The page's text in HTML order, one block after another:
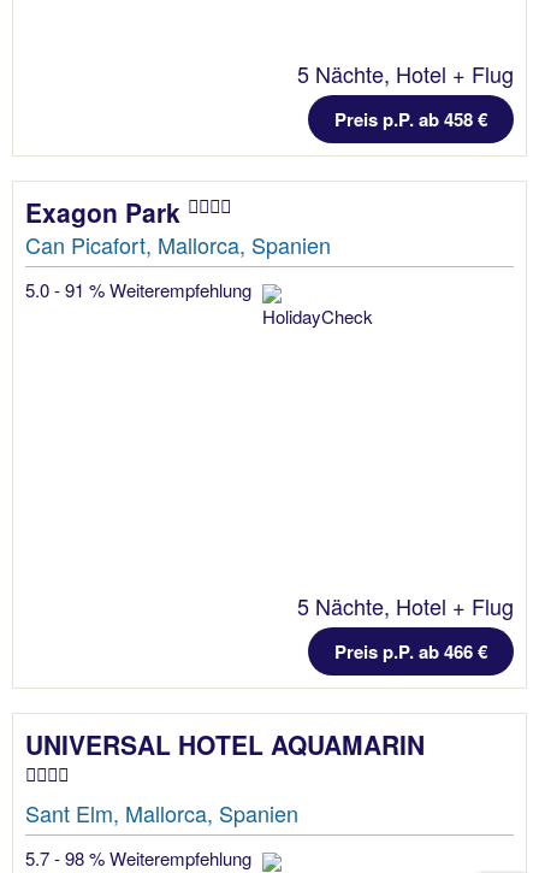
5 Nächte, Hotel + Flug
Preis p.P. ab 458 €
Exagon Park
Can Picafort, Mallorca, Spanien
5.0 - 91 % Weiterempfehlung
5 Nächte, Hotel + Flug
Preis p.P. ab 466 €
UNIVERSAL HOTEL AQUAMARIN
Sant Elm, Mallorca, Spanien
5.7 - 98 % Weiterempfehlung